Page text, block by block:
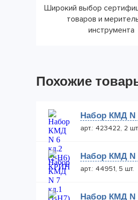
Широкий выбор
товаров и
инструмента
Похожие
Набор КМД N
арт.: 423422, 2 шт.
Набор КМД N
арт.: 44951, 5 шт.
Набор КМД N